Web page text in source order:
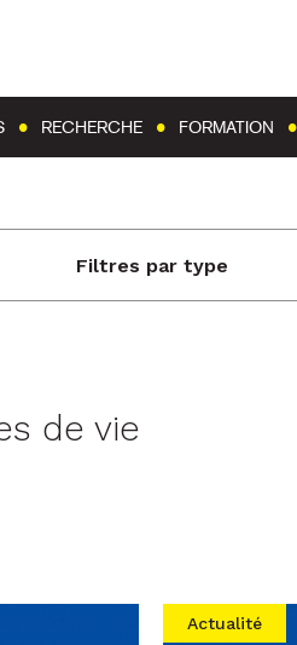
RECHERCHE FORMATION
Filtres par type
de vie
Actualité